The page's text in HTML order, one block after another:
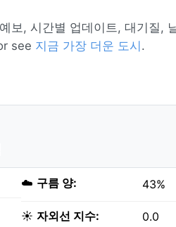
보, 시간별 업데이트, 대기질,
see 지금 가장 더운 도시 .
☁️ 구름 양: 43%
☀️ 자외선 지수: 0.0